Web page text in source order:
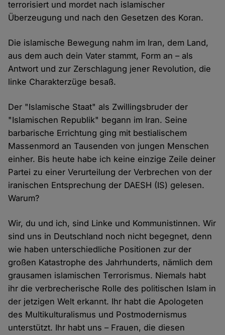
terrorisiert und mordet nach islamischer
Überzeugung und nach den Gesetzen des Koran.
Die islamische Bewegung nahm im Iran, dem Land,
aus dem auch dein Vater stammt, Form an – als
Antwort und zur Zerschlagung jener Revolution, die
linke Charakterzüge besaß.
Der "Islamische Staat" als Zwillingsbruder der
"Islamischen Republik" begann im Iran. Seine
barbarische Errichtung ging mit bestialischem
Massenmord an Tausenden von jungen Menschen
einher. Bis heute habe ich keine einzige Zeile deiner
Partei zu einer Verurteilung der Verbrechen von der
iranischen Entsprechung der DAESH (IS) gelesen.
Warum?
Wir, du und ich, sind Linke und Kommunistinnen. Wir
sind uns in Deutschland noch nicht begegnet, denn
wie haben unterschiedliche Positionen zur der
großen Katastrophe des Jahrhunderts, nämlich dem
grausamen islamischen Terrorismus. Niemals habt
ihr die verbrecherische Rolle des politischen Islam in
der jetzigen Welt erkannt. Ihr habt die Apologeten
des Multikulturalismus und Postmodernismus
unterstützt. Ihr habt uns – Frauen, die diesen